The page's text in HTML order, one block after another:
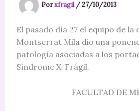
Porxfragil /27/10/2013
El pasado día 27 el equipo de
Montserrat Mila dio una
patología asociadas a los
Síndrome X-Frágil.
FACULTAD DE